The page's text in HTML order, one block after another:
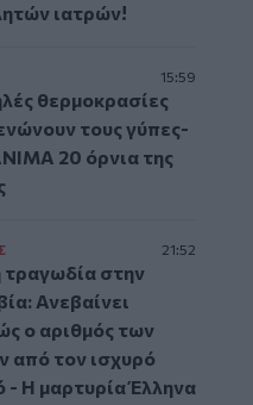
ιατρών!
15:59
θερμοκρασίες
τους γύπες-
20 όρνια της
21:52
τραγωδία στην
Ανεβαίνει
ο αριθμός των
από τον ισχυρό
- Η μαρτυρία Έλληνα